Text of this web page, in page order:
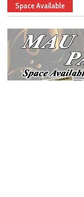
Space Available